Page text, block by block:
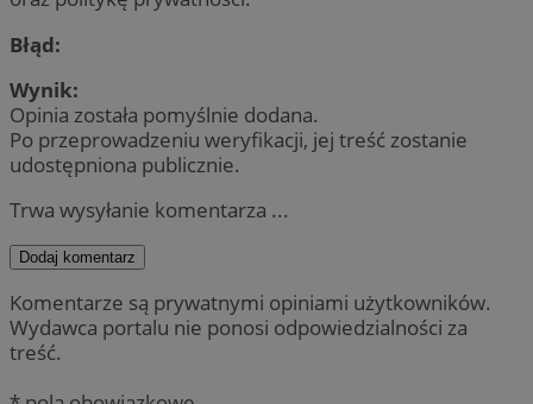
Błąd:
Wynik:
Opinia została pomyślnie dodana.
Po przeprowadzeniu weryfikacji, jej treść zostanie
udostępniona publicznie.
Trwa wysyłanie komentarza ...
Dodaj komentarz
Komentarze są prywatnymi opiniami użytkowników.
Wydawca portalu nie ponosi odpowiedzialności za
treść.